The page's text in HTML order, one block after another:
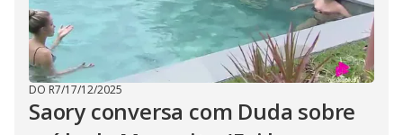
DO R7/17/12/2025
Saory conversa com Duda sobre